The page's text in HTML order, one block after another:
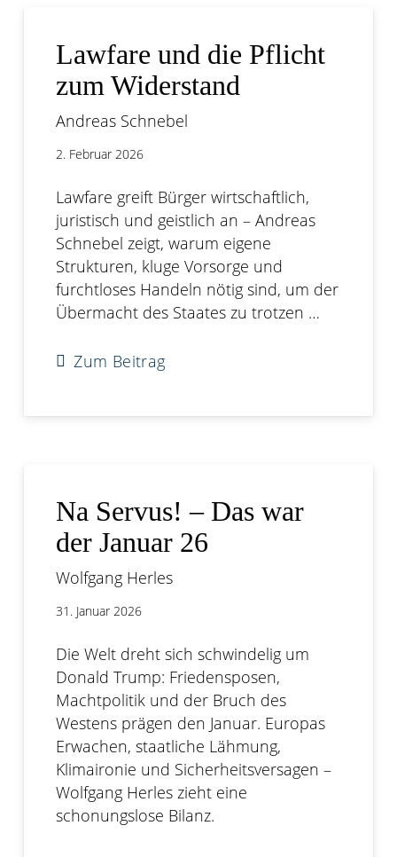
Lawfare und die Pflicht
zum Widerstand
Andreas Schnebel
2. Februar 2026
Lawfare greift Bürger wirtschaftlich,
juristisch und geistlich an – Andreas
Schnebel zeigt, warum eigene
Strukturen, kluge Vorsorge und
furchtloses Handeln nötig sind, um der
Übermacht des Staates zu trotzen …
Zum Beitrag
Na Servus! – Das war
der Januar 26
Wolfgang Herles
31. Januar 2026
Die Welt dreht sich schwindelig um
Donald Trump: Friedensposen,
Machtpolitik und der Bruch des
Westens prägen den Januar. Europas
Erwachen, staatliche Lähmung,
Klimaironie und Sicherheitsversagen –
Wolfgang Herles zieht eine
schonungslose Bilanz.